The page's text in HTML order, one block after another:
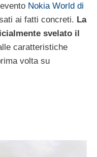
Nokia World di
ai fatti concreti. La
svelato il
caratteristiche
volta su